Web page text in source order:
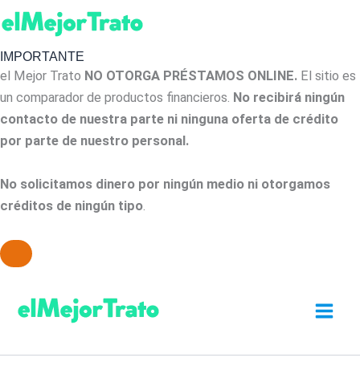
IMPORTANTE
el Mejor Trato NO OTORGA PRÉSTAMOS ONLINE. El sitio es
un comparador de productos financieros. No recibirá ningún
contacto de nuestra parte ni ninguna oferta de crédito
por parte de nuestro personal.
No solicitamos dinero por ningún medio ni otorgamos
créditos de ningún tipo.
contenido